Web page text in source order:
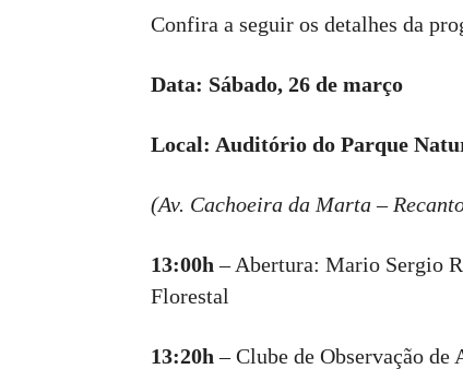
Confira a seguir os detalhes da
Data: Sábado, 26 de março
Local: Auditório do Parque
(Av. Cachoeira da Marta –
13:00h – Abertura: Mario Sergio
Florestal
13:20h – Clube de Observação de